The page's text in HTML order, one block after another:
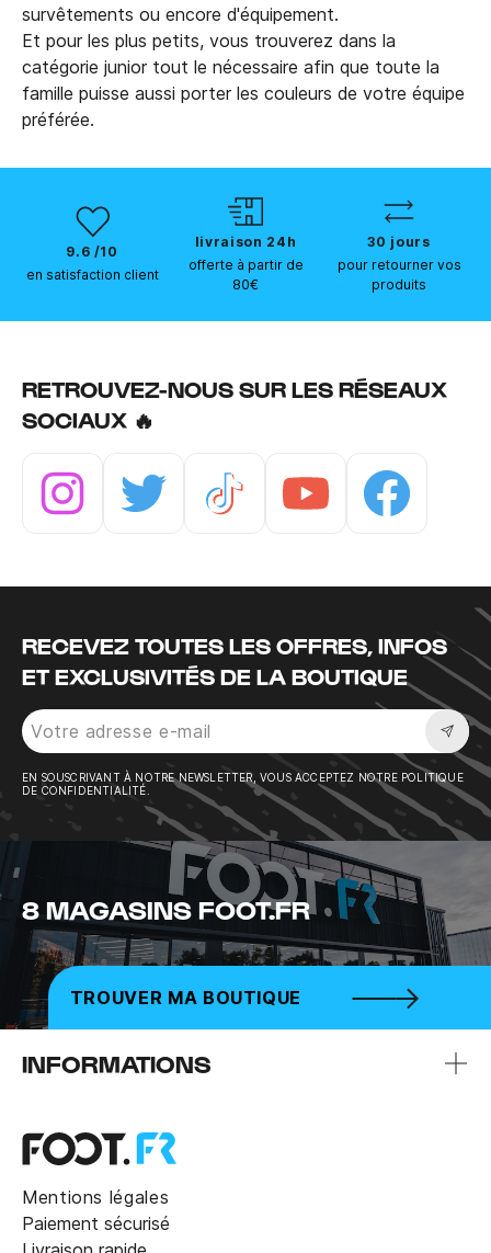
survêtements ou encore d'équipement.
Et pour les plus petits, vous trouverez dans la
catégorie junior tout le nécessaire afin que toute la
famille puisse aussi porter les couleurs de votre équipe
préférée.
9.6 /10
en satisfaction client
livraison 24h
offerte à partir de
80€
30 jours
pour retourner vos
produits
RETROUVEZ-NOUS SUR LES RÉSEAUX
SOCIAUX 🔥
RECEVEZ TOUTES LES OFFRES, INFOS
ET EXCLUSIVITÉS DE LA BOUTIQUE
EN SOUSCRIVANT À NOTRE NEWSLETTER, VOUS ACCEPTEZ NOTRE POLITIQUE
DE CONFIDENTIALITÉ.
8 MAGASINS FOOT.FR
TROUVER MA BOUTIQUE
INFORMATIONS
Mentions légales
Paiement sécurisé